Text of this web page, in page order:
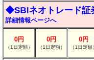
◆SBIネオトレード証
詳細情報ページへ
0円
（1日定額）
0円
（1日定額）
0円
（1日定額